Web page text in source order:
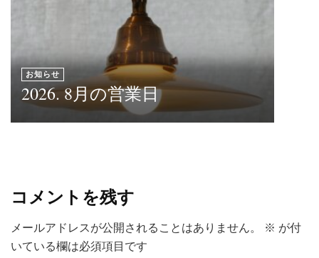
お知らせ
2026. 8月の営業日
コメントを残す
メールアドレスが公開されることはありません。 ※ が付
いている欄は必須項目です